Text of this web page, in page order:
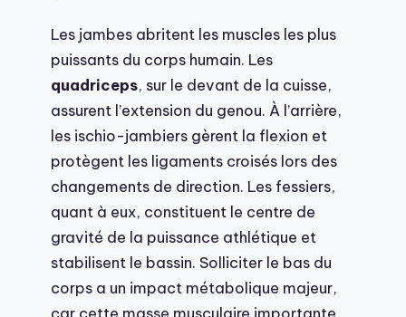
Les jambes abritent les muscles les plus
puissants du corps humain. Les
quadriceps, sur le devant de la cuisse,
assurent l’extension du genou. À l’arrière,
les ischio-jambiers gèrent la flexion et
protègent les ligaments croisés lors des
changements de direction. Les fessiers,
quant à eux, constituent le centre de
gravité de la puissance athlétique et
stabilisent le bassin. Solliciter le bas du
corps a un impact métabolique majeur,
car cette masse musculaire importante